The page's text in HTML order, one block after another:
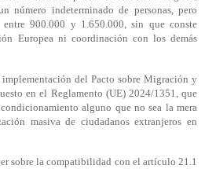
número indeterminado de personas, pero
entre 900.000 y 1.650.000, sin que conste
Europea ni coordinación con los demás
implementación del Pacto sobre Migración y
en el Reglamento (UE) 2024/1351, que
alguno que no sea la mera
masiva de ciudadanos extranjeros en
sobre la compatibilidad con el artículo 21.1